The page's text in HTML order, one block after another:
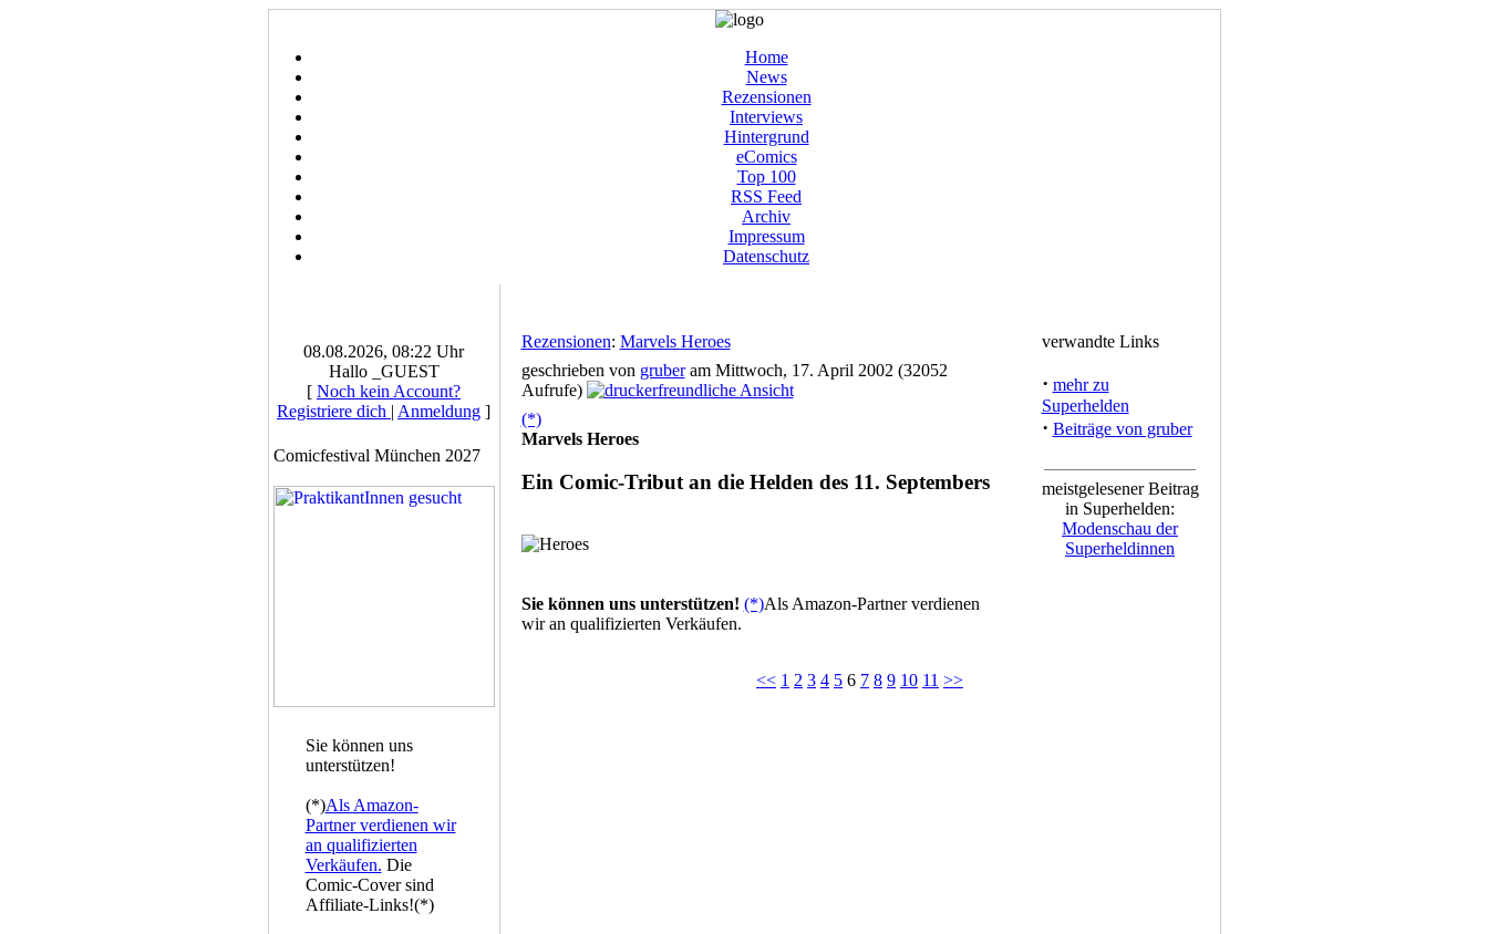
Home
News
Rezensionen
Interviews
Hintergrund
eComics
Top 100
RSS Feed
Archiv
Impressum
Datenschutz
08.08.2026, 08:22 Uhr
Hallo _GUEST
[ Noch kein Account?
Registriere dich | Anmeldung ]
Comicfestival München 2027
Sie können uns
unterstützen!
(*)Als Amazon-
Partner verdienen wir
an qualifizierten
Verkäufen. Die
Comic-Cover sind
Affiliate-Links!(*)
Rezensionen: Marvels Heroes
geschrieben von gruberam Mittwoch, 17. April 2002 (32052
Aufrufe)
(*)
Marvels Heroes
Ein Comic-Tribut an die Helden des 11. Septembers
Sie können uns unterstützen! (*)Als Amazon-Partner verdienen
wir an qualifizierten Verkäufen.
verwandte Links
· mehr zu
Superhelden
· Beiträge von gruber
meistgelesener Beitrag
in Superhelden:
Modenschau der
Superheldinnen
<< 1 2 3 4 5 6 7 8 9 10 11 >>